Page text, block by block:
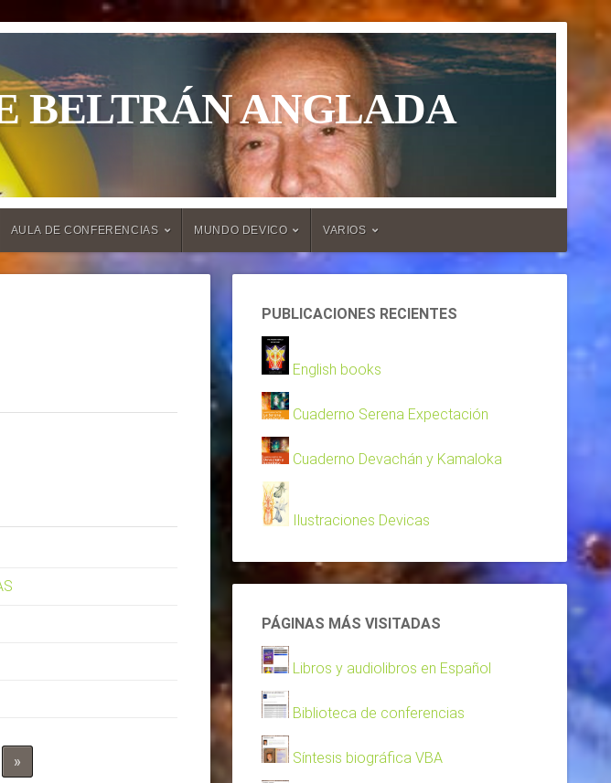
BELTRÁN ANGLADA
AULA DE CONFERENCIAS MUNDO DEVICO VARIOS
»
PUBLICACIONES RECIENTES
English books
Cuaderno Serena Expectación
Cuaderno Devachán y Kamaloka
Ilustraciones Devicas
PÁGINAS MÁS VISITADAS
Libros y audiolibros en Español
Biblioteca de conferencias
Síntesis biográfica VBA